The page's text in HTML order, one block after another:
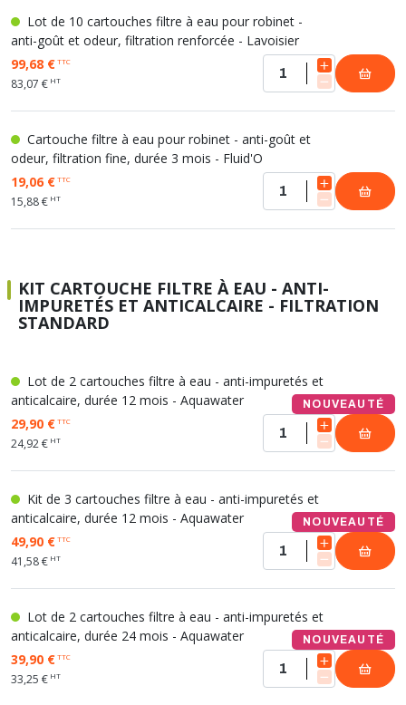
Lot de 10 cartouches filtre à eau pour robinet -
anti-goût et odeur, filtration renforcée - Lavoisier
99,68 €TTC
83,07 € HT
Cartouche filtre à eau pour robinet - anti-goût et
odeur, filtration fine, durée 3 mois - Fluid'O
19,06 €TTC
15,88 € HT
KIT CARTOUCHE FILTRE À EAU - ANTI-
IMPURETÉS ET ANTICALCAIRE - FILTRATION
STANDARD
Lot de 2 cartouches filtre à eau - anti-impuretés et
anticalcaire, durée 12 mois - Aquawater
NOUVEAUTÉ
29,90 €TTC
24,92 € HT
Kit de 3 cartouches filtre à eau - anti-impuretés et
anticalcaire, durée 12 mois - Aquawater
NOUVEAUTÉ
49,90 €TTC
41,58 € HT
Lot de 2 cartouches filtre à eau - anti-impuretés et
anticalcaire, durée 24 mois - Aquawater
NOUVEAUTÉ
39,90 €TTC
33,25 € HT